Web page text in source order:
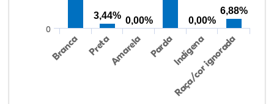
Branca PretaAmarela PardaIndígena
Raça/cor ignorada
0
3,44% 0,00% 0,00%
6,88%